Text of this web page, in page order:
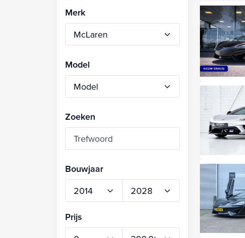
Merk
Model
Zoeken
Bouwjaar
Prijs